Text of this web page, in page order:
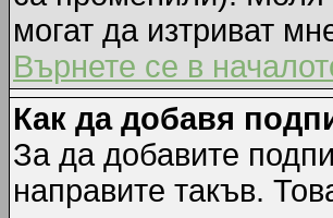
могат да изтриват
Върнете се в
Как да добавя
За да добавите
направите такъв.